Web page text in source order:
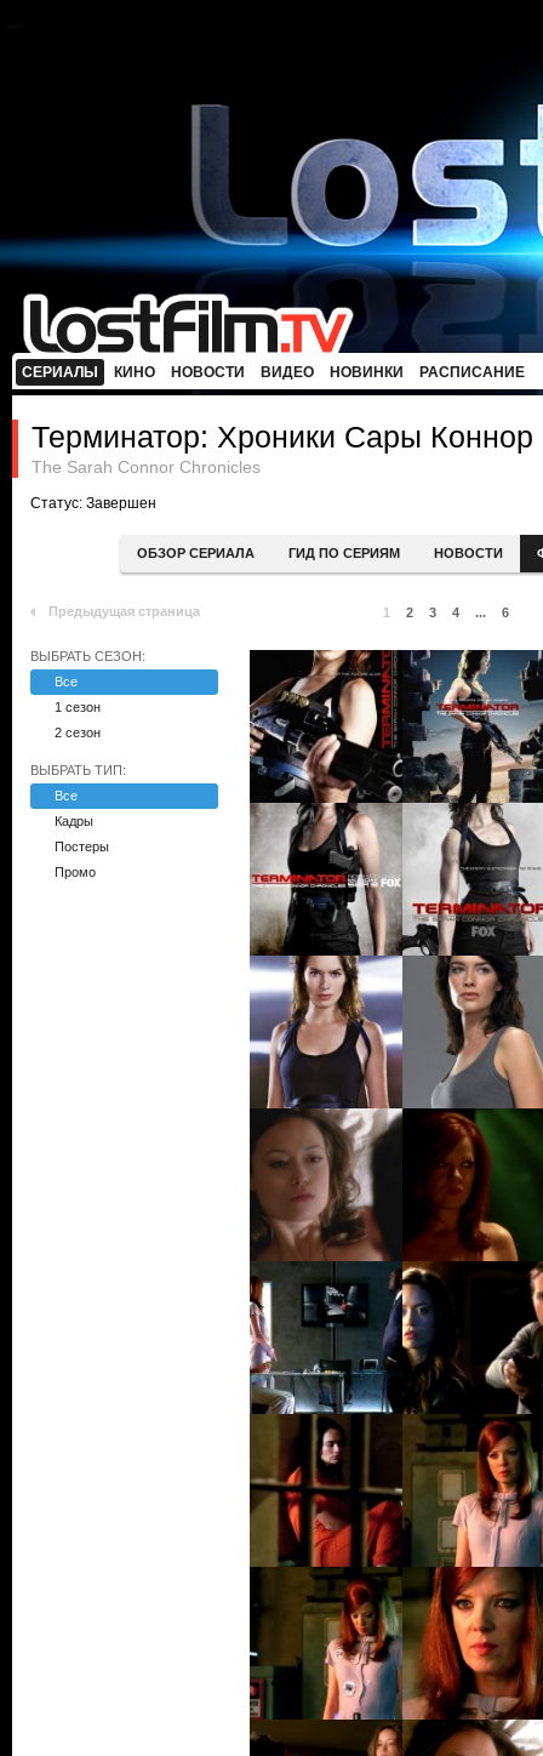
СЕРИАЛЫ КИНО НОВОСТИ ВИДЕО НОВИНКИ РАСПИСАНИЕ
Терминатор: Хроники Сары Коннор
The Sarah Connor Chronicles
Статус: Завершен
ОБЗОР СЕРИАЛА ГИД ПО СЕРИЯМ НОВОСТИ
Предыдущая страница 1 2 3 4 ... 6
ВЫБРАТЬ СЕЗОН:
Все
1 сезон
2 сезон
ВЫБРАТЬ ТИП:
Все
Кадры
Постеры
Промо